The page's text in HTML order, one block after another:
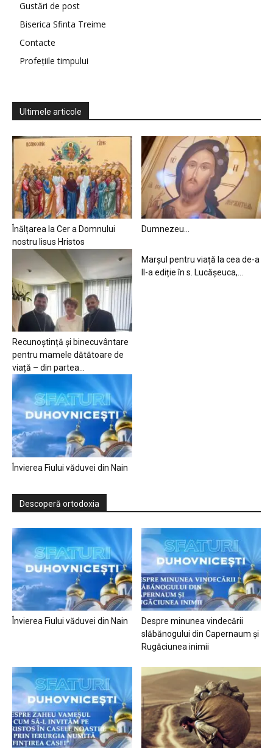
Gustări de post
Biserica Sfinta Treime
Contacte
Profețiile timpului
Ultimele articole
Înălțarea la Cer a Domnului
nostru Iisus Hristos
Dumnezeu…
Recunoștință și binecuvântare
pentru mamele dătătoare de
viață – din partea...
Marșul pentru viață la cea de-a
II-a ediție în s. Lucășeuca,...
Învierea Fiului văduvei din Nain
Descoperă ortodoxia
Învierea Fiului văduvei din Nain
Despre minunea vindecării
slăbănogului din Capernaum și
Rugăciunea inimii